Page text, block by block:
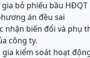
bỏ phiếu bầu HĐQT
án đều sai
nhận biến đổi và phụ
công ty.
kiểm soát hoạt